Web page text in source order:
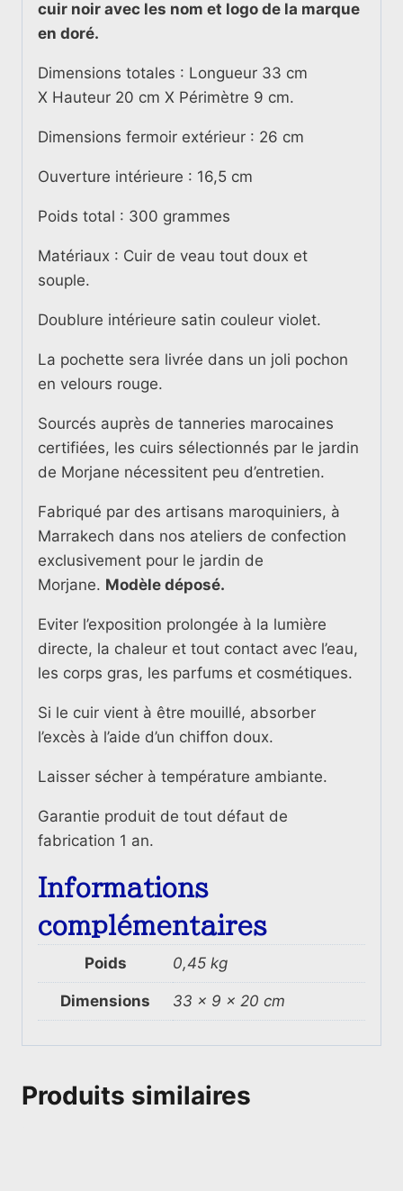
cuir noir avec les nom et logo de la marque
en doré.
Dimensions totales : Longueur 33 cm
X Hauteur 20 cm X Périmètre 9 cm.
Dimensions fermoir extérieur : 26 cm
Ouverture intérieure : 16,5 cm
Poids total : 300 grammes
Matériaux : Cuir de veau tout doux et
souple.
Doublure intérieure satin couleur violet.
La pochette sera livrée dans un joli pochon
en velours rouge.
Sourcés auprès de tanneries marocaines
certifiées, les cuirs sélectionnés par le jardin
de Morjane nécessitent peu d’entretien.
Fabriqué par des artisans maroquiniers, à
Marrakech dans nos ateliers de confection
exclusivement pour le jardin de
Morjane. Modèle déposé.
Eviter l’exposition prolongée à la lumière
directe, la chaleur et tout contact avec l’eau,
les corps gras, les parfums et cosmétiques.
Si le cuir vient à être mouillé, absorber
l’excès à l’aide d’un chiffon doux.
Laisser sécher à température ambiante.
Garantie produit de tout défaut de
fabrication 1 an.
Informations
complémentaires
Poids 0,45 kg
Dimensions 33 × 9 × 20 cm
Produits similaires